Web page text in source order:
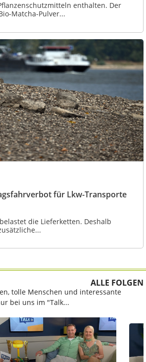
enthalten. Der
Matcha-Pulver...
für Lkw-Transporte
die Lieferketten. Deshalb
ALLE FOLGEN
tolle Menschen und interessante
bei uns im "Talk...